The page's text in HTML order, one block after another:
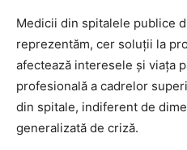
Medicii din spitalele publice
reprezentăm, cer soluții la
afectează interesele și viața
profesională a cadrelor
din spitale, indiferent de
generalizată de criză.